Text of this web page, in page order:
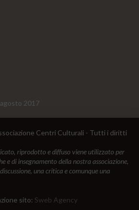
2017
Centri Culturali - Tutti i diritti
riprodotto e diffuso viene utilizzato per
e di insegnamento della nostra associazione,
una critica e comunque una
sito: Sweb Agency